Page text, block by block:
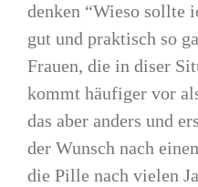
denken “Wieso sollte
gut und praktisch so
Frauen, die in diser
kommt häufiger vor
das aber anders und
der Wunsch nach
die Pille nach vielen